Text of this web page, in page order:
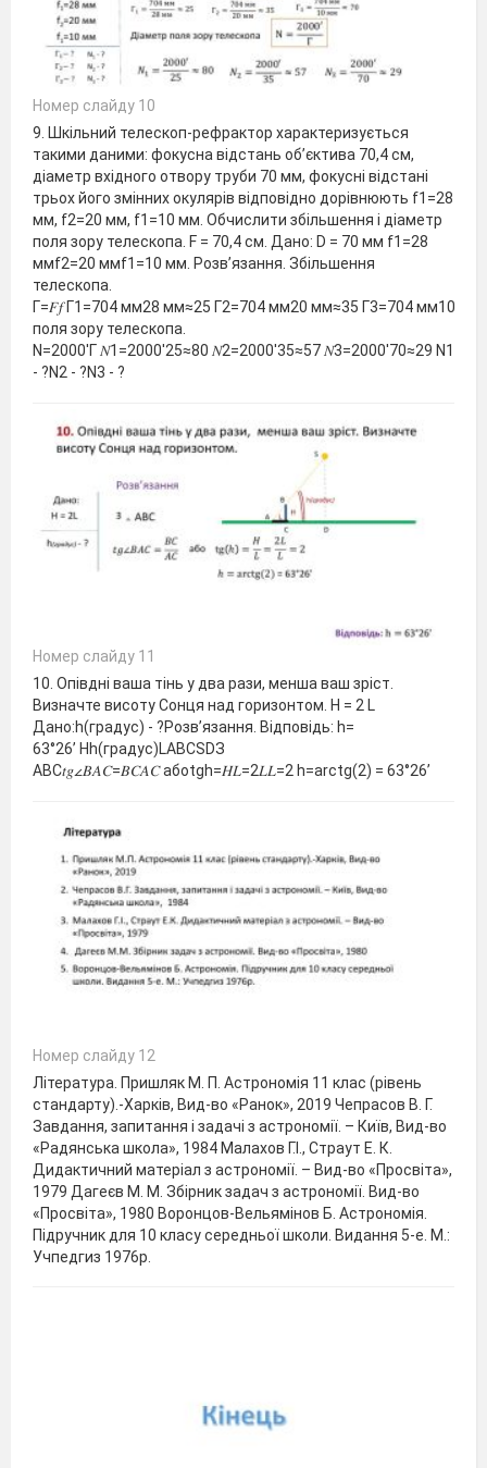
Номер слайду 10
9. Шкільний телескоп-рефрактор характеризується
такими даними: фокусна відстань об’єктива 70,4 см,
діаметр вхідного отвору труби 70 мм, фокусні відстані
трьох його змінних окулярів відповідно дорівнюють f1=28
мм, f2=20 мм, f1=10 мм. Обчислити збільшення і діаметр
поля зору телескопа. F = 70,4 см. Дано: D = 70 мм f1=28
ммf2=20 ммf1=10 мм. Розв’язання. Збільшення
телескопа.
Г=𝐹𝑓 Г1=704 мм28 мм≈25 Г2=704 мм20 мм≈35 Г3=704 мм10
поля зору телескопа.
N=2000′Г 𝑁1=2000′25≈80 𝑁2=2000′35≈57 𝑁3=2000′70≈29 N1
- ?N2 - ?N3 - ?
Номер слайду 11
10. Опівдні ваша тінь у два рази, менша ваш зріст.
Визначте висоту Сонця над горизонтом. H = 2 L
Дано:h(градус) - ?Розв’язання. Відповідь: h=
63°26’ Hh(градус)LABCSDЗ
ABC𝑡𝑔∠𝐵𝐴𝐶=𝐵𝐶𝐴𝐶 абоtgh=𝐻𝐿=2𝐿𝐿=2 h=arctg⁡(2) = 63°26’
Номер слайду 12
Література. Пришляк М. П. Астрономія 11 клас (рівень
стандарту).-Харків, Вид-во «Ранок», 2019 Чепрасов В. Г.
Завдання, запитання і задачі з астрономії. – Київ, Вид-во
«Радянська школа», 1984 Малахов Г.І., Страут Е. К.
Дидактичний матеріал з астрономії. – Вид-во «Просвіта»,
1979 Дагеєв М. М. Збірник задач з астрономії. Вид-во
«Просвіта», 1980 Воронцов-Вельямінов Б. Астрономія.
Підручник для 10 класу середньої школи. Видання 5-е. М.:
Учпедгиз 1976р.